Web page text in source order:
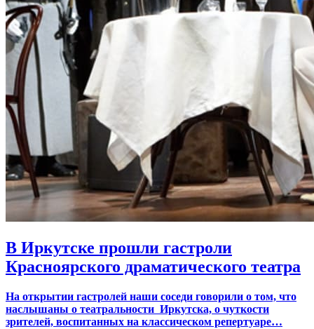
В Иркутске прошли гастроли
Красноярского драматического театра
На открытии гастролей наши соседи говорили о том, что
наслышаны о театральности Иркутска, о чуткости
зрителей, воспитанных на классическом репертуаре…